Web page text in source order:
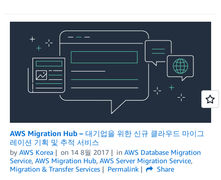
AWS Migration Hub – 대기업을 위한 신규 클라우드 마이그
레이션 기획 및 추적 서비스
by AWS Korea on 14 8월 2017 in AWS Database Migration
Service, AWS Migration Hub, AWS Server Migration Service,
Migration & Transfer Services
Permalink
Share